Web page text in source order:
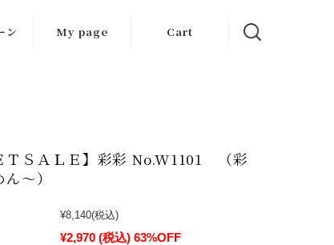
ン My page Cart
ＴＳＡＬＥ】彩彩 No.W1101 （彩
～）
¥8,140(税込)
¥2,970 (税込) 63%OFF